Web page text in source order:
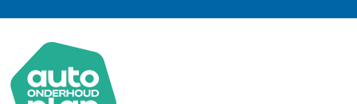
Steenbergen
Uitgeest